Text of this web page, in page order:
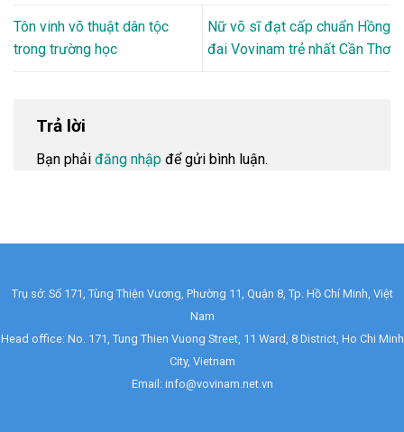
Tôn vinh võ thuật dân tộc
trong trường học
Nữ võ sĩ đạt cấp chuẩn Hồng
đai Vovinam trẻ nhất Cần Thơ
Trả lời
Bạn phải đăng nhập để gửi bình luận.
Trụ sở: Số 171, Tùng Thiện Vương, Phường 11, Quận 8, Tp. Hồ Chí Minh, Việt
Nam
Head office: No. 171, Tung Thien Vuong Street, 11 Ward, 8 District, Ho Chi Minh
City, Vietnam
Email: info@vovinam.net.vn